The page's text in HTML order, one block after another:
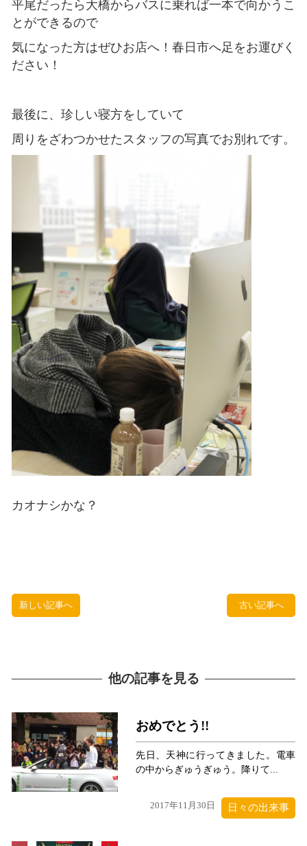
平尾だったら大橋からバスに乗れば一本で向かうこ
とができるので
気になった方はぜひお店へ！春日市へ足をお運びく
ださい！
最後に、珍しい寝方をしていて
周りをざわつかせたスタッフの写真でお別れです。
カオナシかな？
新しい記事へ 古い記事へ
他の記事を見る
おめでとう!!
先日、天神に行ってきました。電車
の中からぎゅうぎゅう。降りて...
2017年11月30日 日々の出来事